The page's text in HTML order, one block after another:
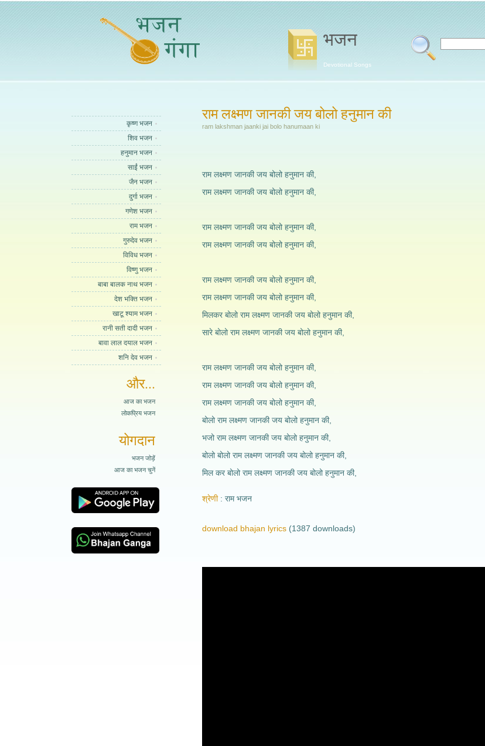
भजन
Devotional Songs
कृष्ण भजन
शिव भजन
हनुमान भजन
साईं भजन
जैन भजन
दुर्गा भजन
गणेश भजन
राम भजन
गुरुदेव भजन
विविध भजन
विष्णु भजन
बाबा बालक नाथ भजन
देश भक्ति भजन
खाटू श्याम भजन
रानी सती दादी भजन
बावा लाल दयाल भजन
शनि देव भजन
और...
आज का भजन
लोकप्रिय भजन
योगदान
भजन जोड़ें
आज का भजन चुनें
राम लक्ष्मण जानकी जय बोलो हनुमान की
ram lakshman jaanki jai bolo hanumaan ki
राम लक्ष्मण जानकी जय बोलो हनुमान की,
राम लक्ष्मण जानकी जय बोलो हनुमान की,
राम लक्ष्मण जानकी जय बोलो हनुमान की,
राम लक्ष्मण जानकी जय बोलो हनुमान की,
राम लक्ष्मण जानकी जय बोलो हनुमान की,
राम लक्ष्मण जानकी जय बोलो हनुमान की,
मिलकर बोलो राम लक्ष्मण जानकी जय बोलो हनुमान की,
सारे बोलो राम लक्ष्मण जानकी जय बोलो हनुमान की,
राम लक्ष्मण जानकी जय बोलो हनुमान की,
राम लक्ष्मण जानकी जय बोलो हनुमान की,
राम लक्ष्मण जानकी जय बोलो हनुमान की,
बोलो राम लक्ष्मण जानकी जय बोलो हनुमान की,
भजो राम लक्ष्मण जानकी जय बोलो हनुमान की,
बोलो बोलो राम लक्ष्मण जानकी जय बोलो हनुमान की,
मिल कर बोलो राम लक्ष्मण जानकी जय बोलो हनुमान की,
श्रेणी राम भजन
download bhajan lyrics (1387 downloads)